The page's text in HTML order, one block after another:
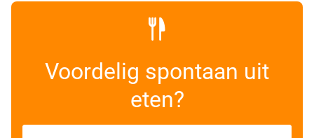
Voordelig spontaan uit
eten?